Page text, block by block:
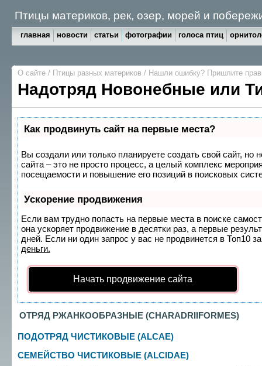
Птицы материков, рек, озер, морей и
главная новости статьи фотографии голоса птиц
О сайте / Птицы разных материков / Нашли ошибку? Пришлите
Надотряд Новонебные или
Как продвинуть сайт на первые места?
Вы создали или только планируете создать свой сайт, но
сайта – это не просто процесс, а целый комплекс
посещаемости и повышение его позиций в поисковых
Ускорение продвижения
Если вам трудно попасть на первые места в поиске
она ускоряет продвижение в десятки раз, а первые
дней. Если ни один запрос у вас не продвинется в Топ10
деньги.
Начать продвижение сайта
ОТРЯДРЖАНКООБРАЗНЫЕ (CHARADRIIFORMES)
ПОДОТРЯД ЧИСТИКОВЫЕ (ALCAE)
СЕМЕЙСТВО ЧИСТИКОВЫЕ (ALCIDAE)